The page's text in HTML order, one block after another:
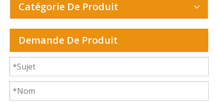
Catégorie De Produit
Demande De Produit